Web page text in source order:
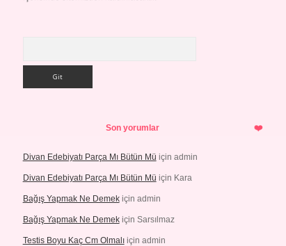
Son yorumlar
Divan Edebiyatı Parça Mı Bütün Mü için admin
Divan Edebiyatı Parça Mı Bütün Mü için Kara
Bağış Yapmak Ne Demekiçin admin
Bağış Yapmak Ne Demekiçin Sarsılmaz
Testis Boyu Kaç Cm Olmalıiçin admin